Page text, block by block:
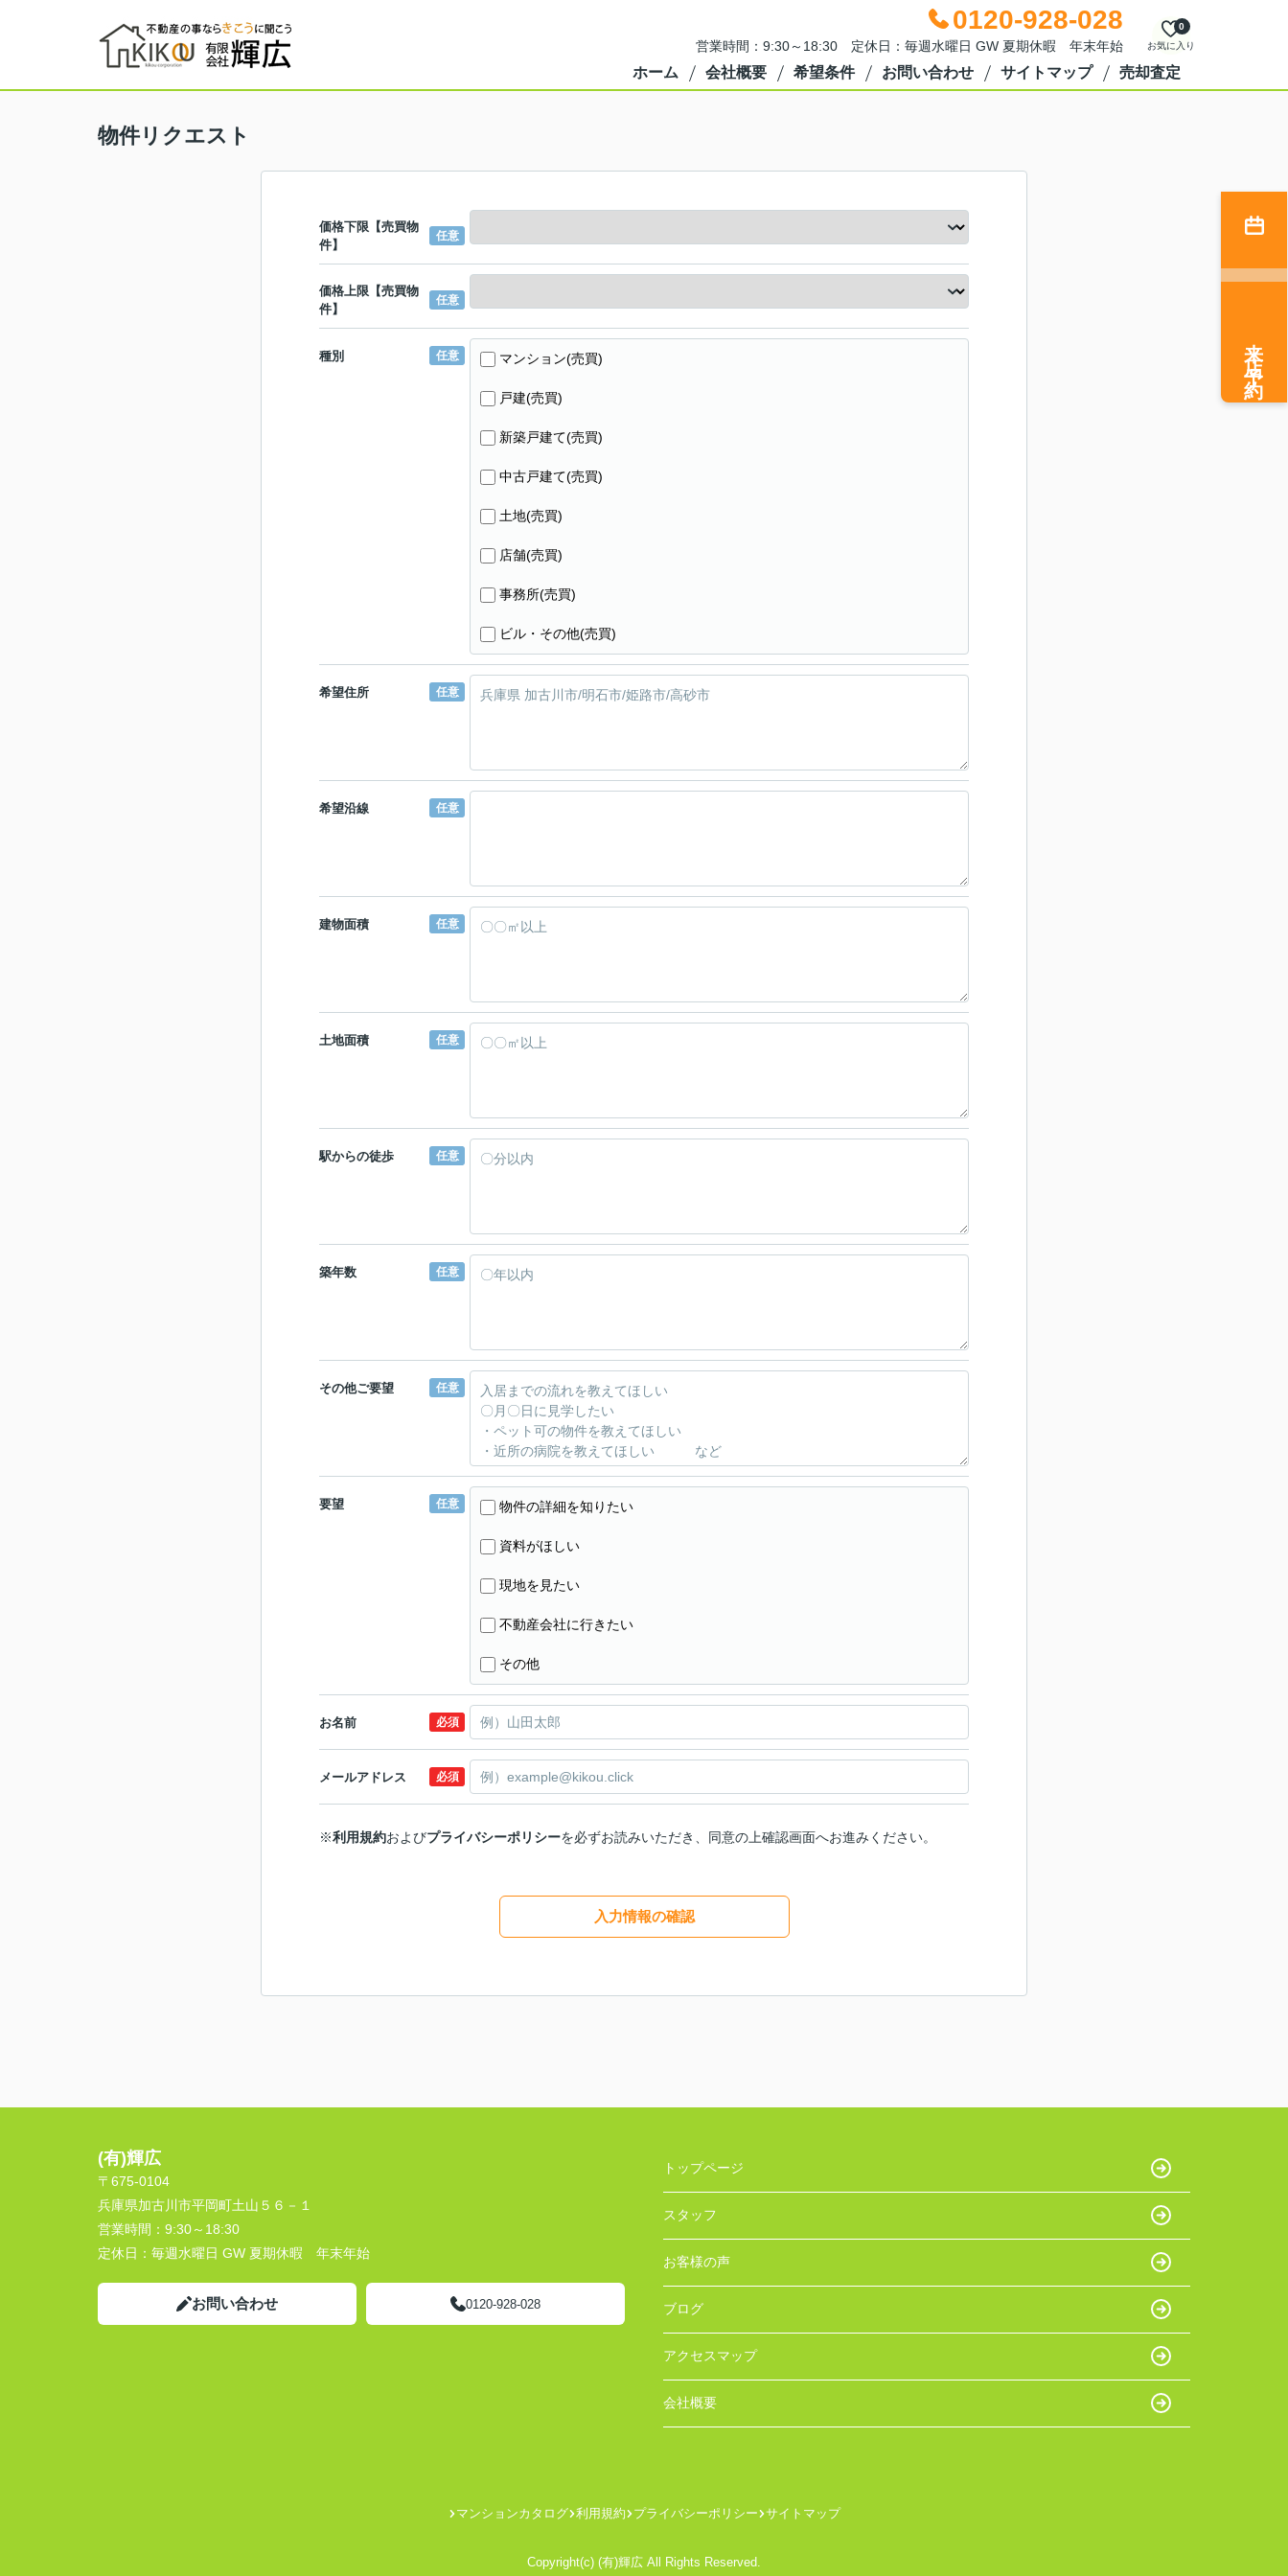
0120-928-028
営業時間：9:30～18:30 定休日：毎週水曜日 GW 夏期休暇 年末年始 お気に入り
0
ホーム 会社概要 希望条件 お問い合わせ サイトマップ 売却査定
物件リクエスト
価格下限【売買物
件】
任意
価格上限【売買物
件】
任意
種別 任意 マンション(売買)
戸建(売買)
新築戸建て(売買)
中古戸建て(売買)
土地(売買)
店舗(売買)
事務所(売買)
ビル・その他(売買)
希望住所 任意
希望沿線 任意
建物面積 任意
土地面積 任意
駅からの徒歩 任意
築年数 任意
その他ご要望 任意
要望 任意 物件の詳細を知りたい
資料がほしい
現地を見たい
不動産会社に行きたい
その他
お名前 必須
メールアドレス 必須
※利用規約およびプライバシーポリシーを必ずお読みいただき、同意の上確認画面へお進みください。
入力情報の確認
来店予約
(有)輝広
〒675-0104
兵庫県加古川市平岡町土山５６－１
営業時間： 9:30～18:30
定休日： 毎週水曜日 GW 夏期休暇 年末年始
お問い合わせ 0120-928-028
トップページ
スタッフ
お客様の声
ブログ
アクセスマップ
会社概要
マンションカタログ 利用規約 プライバシーポリシー サイトマップ
Copyright(c) (有)輝広 All Rights Reserved.